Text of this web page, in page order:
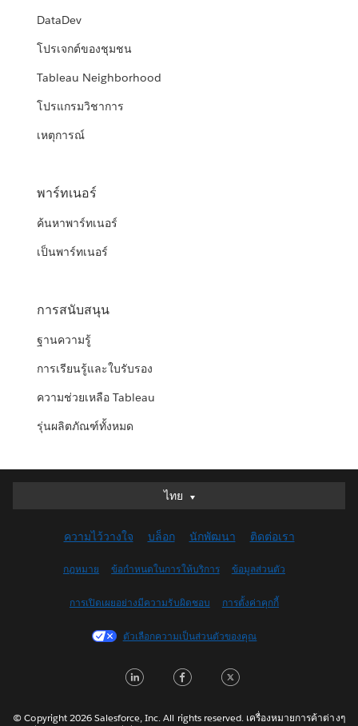
DataDev
โปรเจกต์ของชุมชน
Tableau Neighborhood
โปรแกรมวิชาการ
เหตุการณ์
พาร์ทเนอร์
ค้นหาพาร์ทเนอร์
เป็นพาร์ทเนอร์
การสนับสนุน
ฐานความรู้
การเรียนรู้และใบรับรอง
ความช่วยเหลือ Tableau
รุ่นผลิตภัณฑ์ทั้งหมด
ไทย
ไทย
English (UK)
English (US)
Français (Canada)
Français (France)
日本語
Nederlands
ความไว้วางใจ บล็อก นักพัฒนา ติดต่อเรา
กฎหมาย ข้อกำหนดในการให้บริการ ข้อมูลส่วนตัว
การเปิดเผยอย่างมีความรับผิดชอบ การตั้งค่าคุกกี้
ตัวเลือกความเป็นส่วนตัวของคุณ
LinkedInFacebook
© Copyright 2026 Salesforce, Inc. All rights reserved. เครื่องหมายการค้าต่างๆ